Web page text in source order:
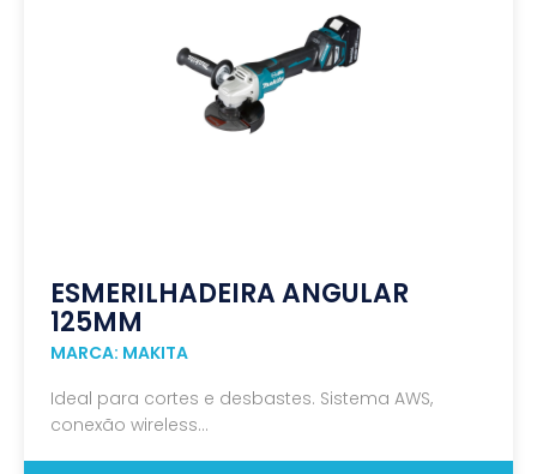
ESMERILHADEIRA ANGULAR
125MM
MARCA: MAKITA
Ideal para cortes e desbastes. Sistema AWS,
conexão wireless...